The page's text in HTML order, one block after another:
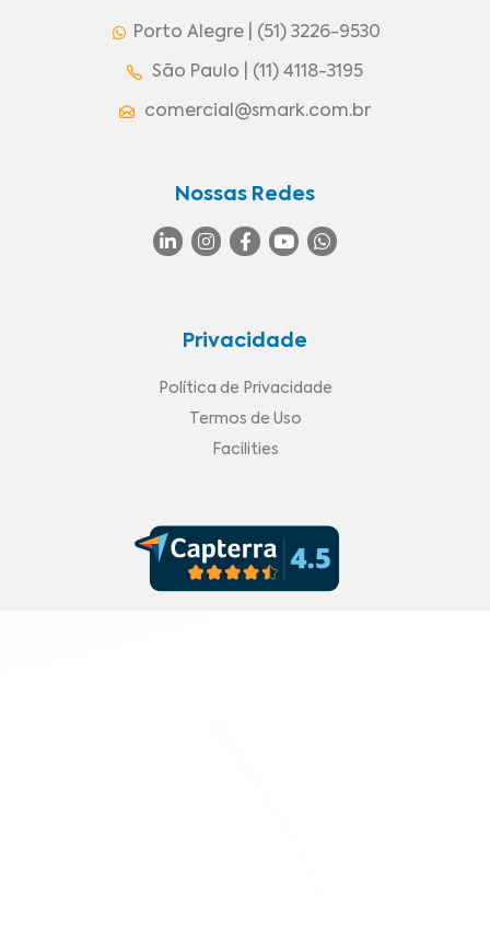
Porto Alegre | (51) 3226-9530
São Paulo | (11) 4118-3195
comercial@smark.com.br
Nossas Redes
Privacidade
Política de Privacidade
Termos de Uso
Facilities